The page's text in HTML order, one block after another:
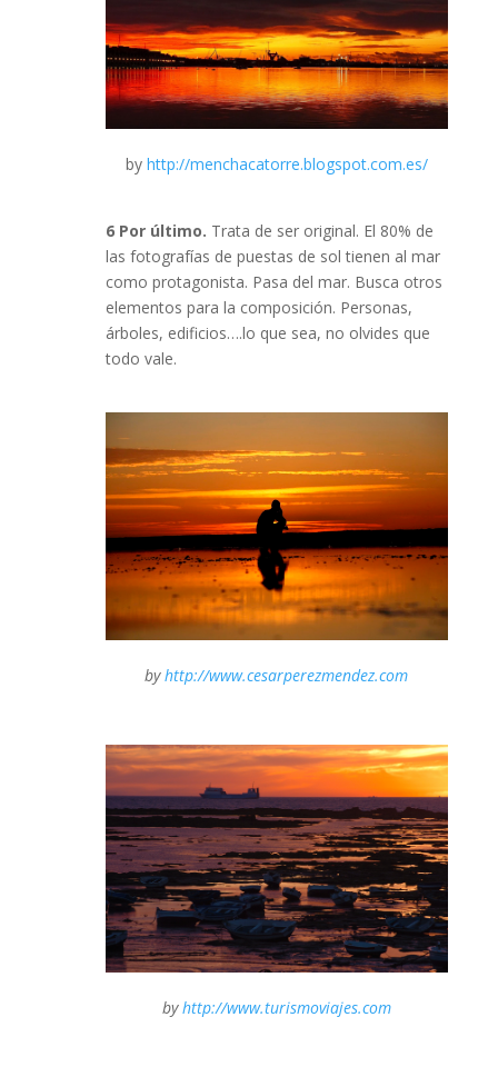
by http://menchacatorre.blogspot.com.es/
6 Por último. Trata de ser original. El 80% de
las fotografías de puestas de sol tienen al mar
como protagonista. Pasa del mar. Busca otros
elementos para la composición. Personas,
árboles, edificios….lo que sea, no olvides que
todo vale.
byhttp://www.cesarperezmendez.com
byhttp://www.turismoviajes.com